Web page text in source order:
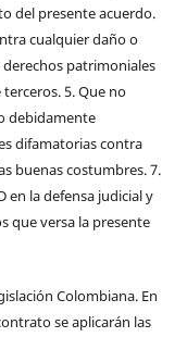
del presente acuerdo.
cualquier daño o
patrimoniales
5. Que no
debidamente
difamatorias contra
buenas costumbres. 7.
en la defensa judicial y
que versa la presente
Colombiana. En
se aplicarán las